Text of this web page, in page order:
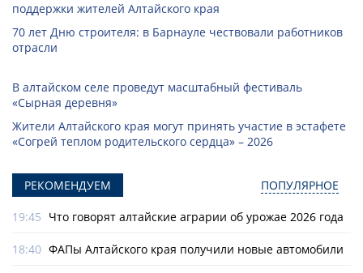
поддержки жителей Алтайского края
70 лет Дню строителя: в Барнауле чествовали работников
отрасли
В алтайском селе проведут масштабный фестиваль
«Сырная деревня»
Жители Алтайского края могут принять участие в эстафете
«Согрей теплом родительского сердца» – 2026
РЕКОМЕНДУЕМ ПОПУЛЯРНОЕ
19:45 Что говорят алтайские аграрии об урожае 2026 года
18:40 ФАПы Алтайского края получили новые автомобили